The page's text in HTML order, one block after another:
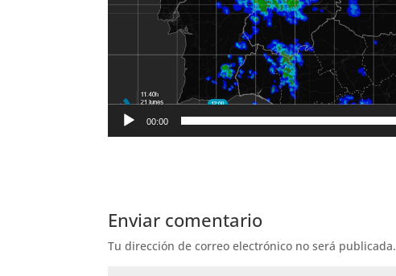
00:00
Enviar comentario
Tu dirección de correo electrónico no será publicada.